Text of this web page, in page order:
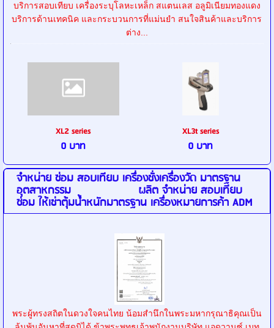
บริการสอบเทียบ เครื่องระบุโลหะเหล็ก สแตนเลส อลูมิเนียมทองแดง
บริการด้านเทคนิค และกระบวนการที่แม่นยำ สนใจสินค้าและบริการ
ต่าง...
XL2 series
0 บาท
XL3t series
0 บาท
จำหน่าย ซ่อม สอบเทียบ เครื่องชั่งเครื่องวัด มาตรฐาน
อุตสาหกรรม ผลิต จำหน่าย สอบเทียบ
ซ่อม ให้เช่าตุ้มน้ำหนักมาตรฐาน เครื่องหมายการค้า ADM
พระผู้ทรงสถิตในดวงใจคนไทย น้อมสำนึกในพระมหากรุณาธิคุณเป็น